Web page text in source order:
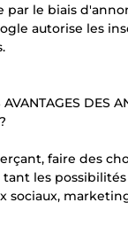
par le biais
autorise les
DES
faire des
les
sociaux,